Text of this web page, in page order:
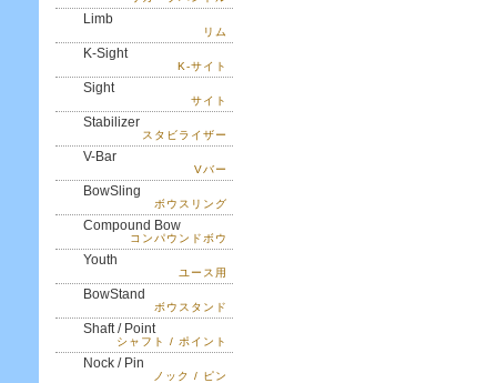
Limb
リム
K-Sight
K-サイト
Sight
サイト
Stabilizer
スタビライザー
V-Bar
Vバー
BowSling
ボウスリング
Compound Bow
コンパウンドボウ
Youth
ユース用
BowStand
ボウスタンド
Shaft / Point
シャフト / ポイント
Nock / Pin
ノック / ピン